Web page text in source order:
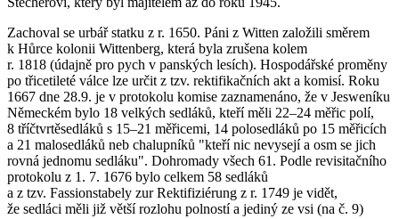
Zachoval se urbář statku z r. 1650. Páni z Witten založili směrem
k Hůrce kolonii Wittenberg, která byla zrušena kolem
r. 1818 (údajně pro pych v panských lesích). Hospodářské proměny
po třicetileté válce lze určit z tzv. rektifikačních akt a komisí. Roku
1667 dne 28.9. je v protokolu komise zaznamenáno, že v Jesweníku
Německém bylo 18 velkých sedláků, kteří měli 22–24 měřic polí,
8 tříčtvrtěsedláků s 15–21 měřicemi, 14 polosedláků po 15 měřicích
a 21 malosedláků neb chalupníků "kteří nic nevysejí a osm se jich
rovná jednomu sedláku". Dohromady všech 61. Podle revisitačního
protokolu z 1. 7. 1676 bylo celkem 58 sedláků
a z tzv. Fassionstabely zur Rektifiziérung z r. 1749 je vidět,
že sedláci měli již větší rozlohu polností a jediný ze vsi (na č. 9)